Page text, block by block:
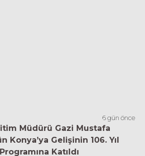
6 gün önce
Müdürü Gazi Mustafa
Konya’ya Gelişinin 106. Yıl
Katıldı